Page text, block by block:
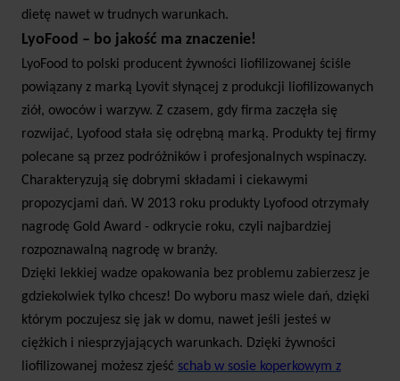
dietę nawet w trudnych warunkach.
LyoFood – bo jakość ma znaczenie!
LyoFood to polski producent żywności liofilizowanej ściśle
powiązany z marką Lyovit słynącej z produkcji liofilizowanych
ziół, owoców i warzyw. Z czasem, gdy firma zaczęła się
rozwijać, Lyofood stała się odrębną marką. Produkty tej firmy
polecane są przez podróżników i profesjonalnych wspinaczy.
Charakteryzują się dobrymi składami i ciekawymi
propozycjami dań. W 2013 roku produkty Lyofood otrzymały
nagrodę Gold Award - odkrycie roku, czyli najbardziej
rozpoznawalną nagrodę w branży.
Dzięki lekkiej wadze opakowania bez problemu zabierzesz je
gdziekolwiek tylko chcesz! Do wyboru masz wiele dań, dzięki
którym poczujesz się jak w domu, nawet jeśli jesteś w
ciężkich i niesprzyjających warunkach. Dzięki żywności
liofilizowanej możesz zjeść schab w sosie koperkowym z